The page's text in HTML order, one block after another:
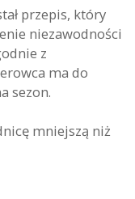
przepis, który
niezawodności
z
ma do
sezon.
mniejszą niż